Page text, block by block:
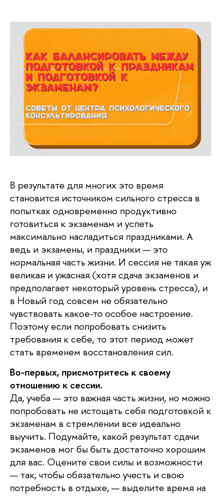
В результате для многих это время
становится источником сильного стресса в
попытках одновременно продуктивно
готовиться к экзаменам и успеть
максимально насладиться праздниками. А
ведь и экзамены, и праздники — это
нормальная часть жизни. И сессия не такая уж
великая и ужасная (хотя сдача экзаменов и
предполагает некоторый уровень стресса), и
в Новый год совсем не обязательно
чувствовать какое-то особое настроение.
Поэтому если попробовать снизить
требования к себе, то этот период может
стать временем восстановления сил.
Во-первых, присмотритесь к своему
отношению к сессии.
Да, учеба — это важная часть жизни, но можно
попробовать не истощать себя подготовкой к
экзаменам в стремлении все идеально
выучить. Подумайте, какой результат сдачи
экзаменов мог бы быть достаточно хорошим
для вас. Оцените свои силы и возможности
— так, чтобы обязательно учесть и свою
потребность в отдыхе, — выделите время на